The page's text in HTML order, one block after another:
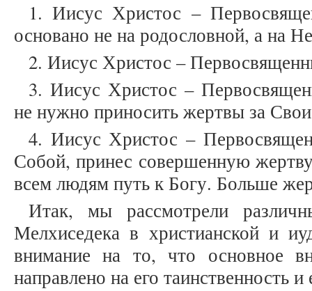
1. Иисус Христос –
основано не на родословной, а на
2. Иисус Христос –
3. Иисус Христос –
не нужно приносить жертвы за
4. Иисус Христос –
Собой, принес совершенную
всем людям путь к Богу. Больше
Итак, мы рассмотрели
Мелхиседека в христианской и
внимание на то, что основное
направлено на его таинственность